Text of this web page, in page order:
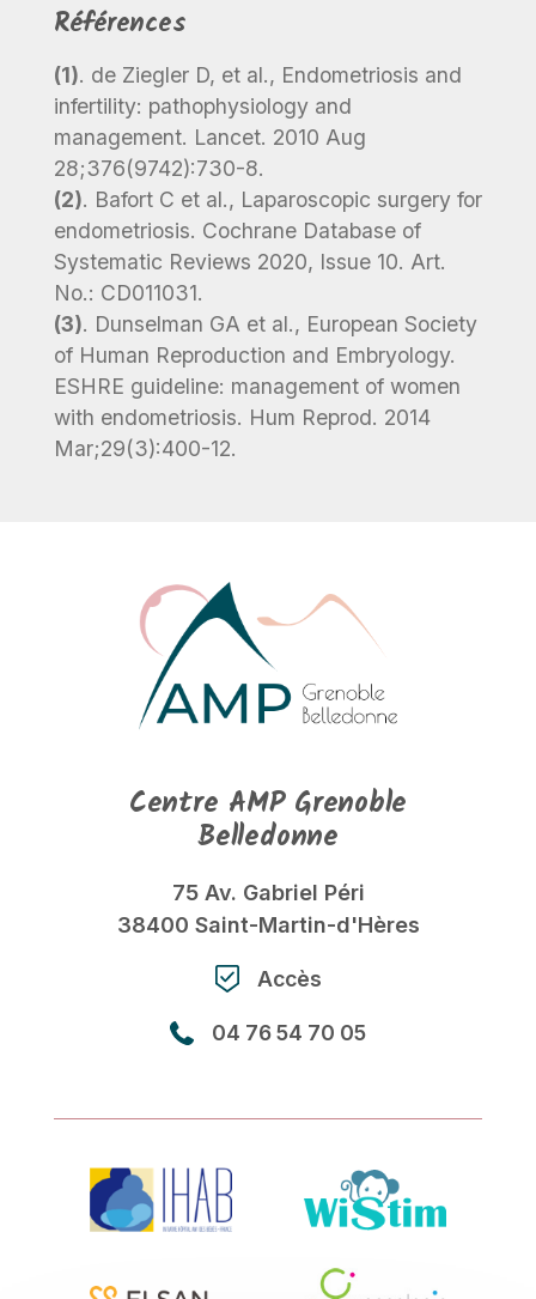
Références
(1). de Ziegler D, et al., Endometriosis and
infertility: pathophysiology and
management. Lancet. 2010 Aug
28;376(9742):730-8.
(2). Bafort C et al., Laparoscopic surgery for
endometriosis. Cochrane Database of
Systematic Reviews 2020, Issue 10. Art.
No.: CD011031.
(3). Dunselman GA et al., European Society
of Human Reproduction and Embryology.
ESHRE guideline: management of women
with endometriosis. Hum Reprod. 2014
Mar;29(3):400-12.
Centre AMP Grenoble
Belledonne
75 Av. Gabriel Péri
38400 Saint-Martin-d'Hères
Accès
04 76 54 70 05